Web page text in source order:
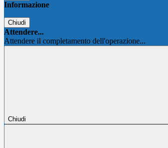
Informazione
Chiudi
Attendere...
Attendere il completamento dell'operazione...
Chiudi